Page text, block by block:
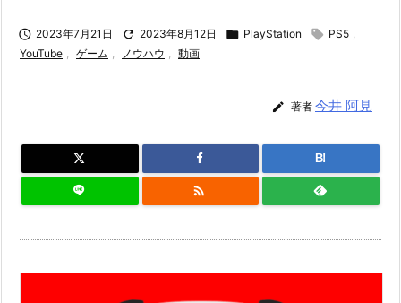
 2023年7月21日  2023年8月12日  PlayStation  PS5 ,
YouTube , ゲーム , ノウハウ , 動画
 著者 今井 阿見
B!
